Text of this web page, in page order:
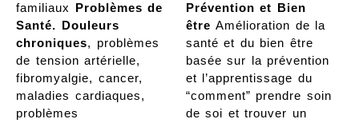
familiaux Problèmes de
Santé. Douleurs
chroniques, problèmes
de tension artérielle,
fibromyalgie, cancer,
maladies cardiaques,
problèmes
Prévention et Bien
être Amélioration de la
santé et du bien être
basée sur la prévention
et l’apprentissage du
“comment” prendre soin
de soi et trouver un